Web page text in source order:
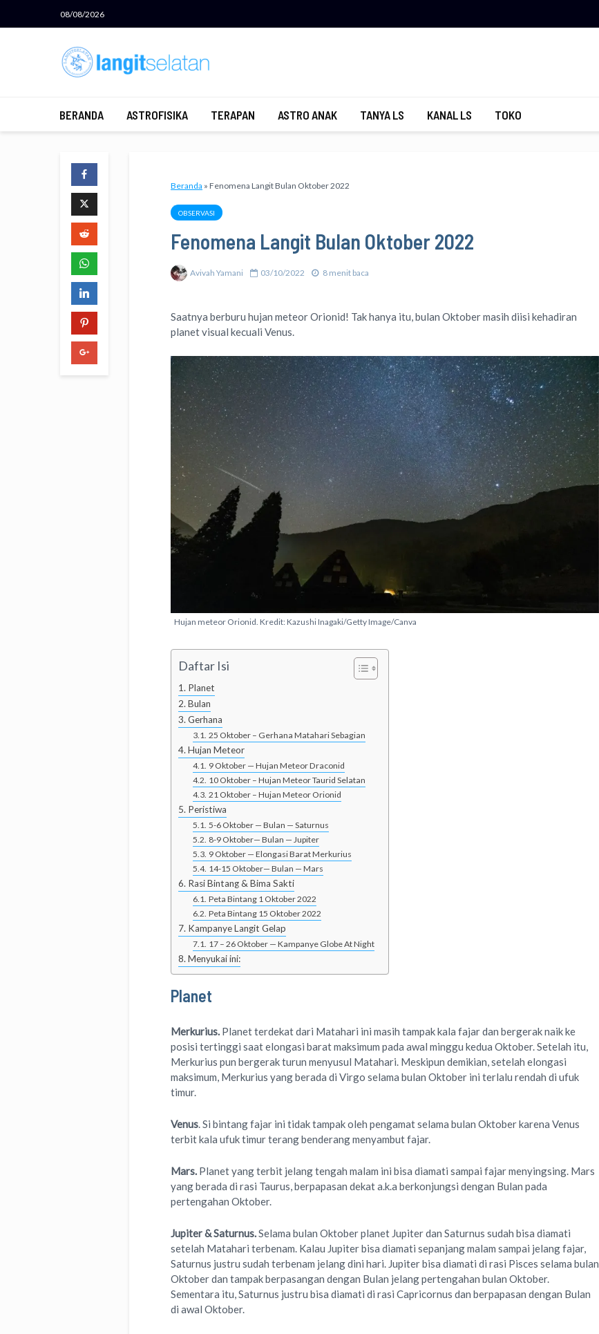
08/08/2026
BERANDA ASTROFISIKA TERAPAN ASTRO ANAK TANYA LS KANAL LS TOKO
Beranda » Fenomena Langit Bulan Oktober 2022
OBSERVASI
Fenomena Langit Bulan Oktober 2022
Avivah Yamani 03/10/2022 8 menit baca
Saatnya berburu hujan meteor Orionid! Tak hanya itu, bulan Oktober masih diisi kehadiran
planet visual kecuali Venus.
Hujan meteor Orionid. Kredit: Kazushi Inagaki/Getty Image/Canva
Daftar Isi
Planet
Bulan
Gerhana
25 Oktober – Gerhana Matahari Sebagian
Hujan Meteor
9 Oktober — Hujan Meteor Draconid
10 Oktober – Hujan Meteor Taurid Selatan
21 Oktober – Hujan Meteor Orionid
Peristiwa
5-6 Oktober — Bulan — Saturnus
8-9 Oktober— Bulan — Jupiter
9 Oktober — Elongasi Barat Merkurius
14-15 Oktober— Bulan — Mars
Rasi Bintang & Bima Sakti
Peta Bintang 1 Oktober 2022
Peta Bintang 15 Oktober 2022
Kampanye Langit Gelap
17 – 26 Oktober — Kampanye Globe At Night
Menyukai ini:
Planet
Merkurius. Planet terdekat dari Matahari ini masih tampak kala fajar dan bergerak naik ke
posisi tertinggi saat elongasi barat maksimum pada awal minggu kedua Oktober. Setelah itu,
Merkurius pun bergerak turun menyusul Matahari. Meskipun demikian, setelah elongasi
maksimum, Merkurius yang berada di Virgo selama bulan Oktober ini terlalu rendah di ufuk
timur.
Venus. Si bintang fajar ini tidak tampak oleh pengamat selama bulan Oktober karena Venus
terbit kala ufuk timur terang benderang menyambut fajar.
Mars. Planet yang terbit jelang tengah malam ini bisa diamati sampai fajar menyingsing. Mars
yang berada di rasi Taurus, berpapasan dekat a.k.a berkonjungsi dengan Bulan pada
pertengahan Oktober.
Jupiter & Saturnus.Selama bulan Oktober planet Jupiter dan Saturnus sudah bisa diamati
setelah Matahari terbenam. Kalau Jupiter bisa diamati sepanjang malam sampai jelang fajar,
Saturnus justru sudah terbenam jelang dini hari. Jupiter bisa diamati di rasi Pisces selama bulan
Oktober dan tampak berpasangan dengan Bulan jelang pertengahan bulan Oktober.
Sementara itu, Saturnus justru bisa diamati di rasi Capricornus dan berpapasan dengan Bulan
di awal Oktober.